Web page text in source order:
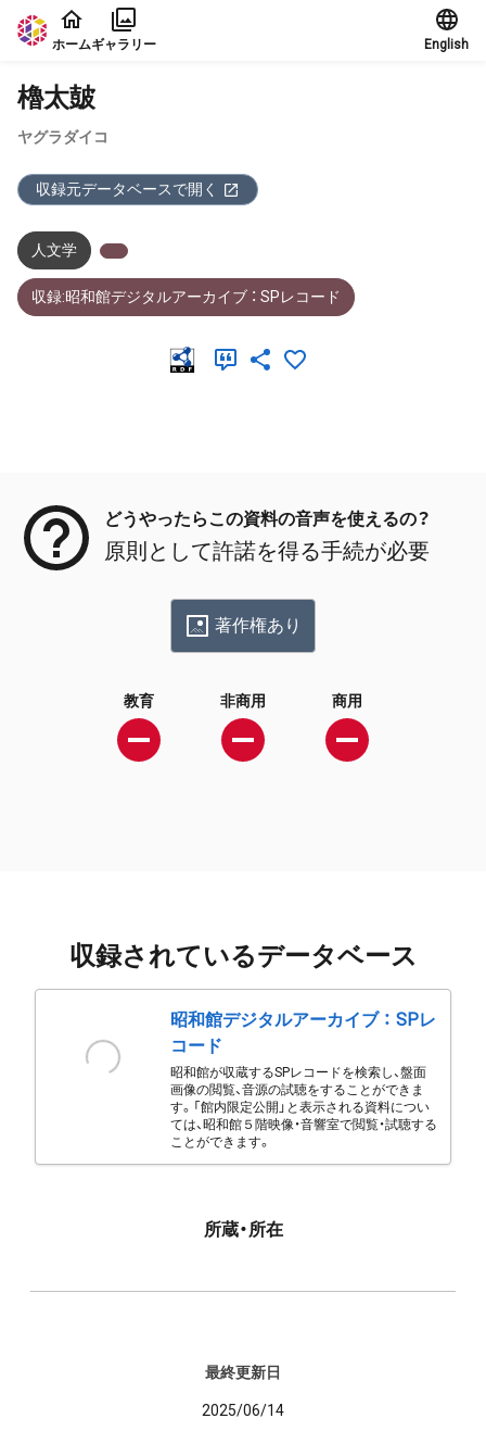
本文に飛ぶ
ホームギャラリー English
櫓太皷
ヤグラダイコ
収録元データベースで開く
人文学
収録:昭和館デジタルアーカイブ ： SPレコード
どうやったらこの資料の音声を使えるの？
原則として許諾を得る手続が必要
著作権あり
教育 非商用 商用
収録されているデータベース
昭和館デジタルアーカイブ ： SPレ
コード
昭和館が収蔵するSPレコードを検索し、盤面
画像の閲覧、音源の試聴をすることができま
す。「館内限定公開」と表示される資料につい
ては、昭和館５階映像・音響室で閲覧・試聴する
ことができます。
所蔵・所在
最終更新日
2025/06/14